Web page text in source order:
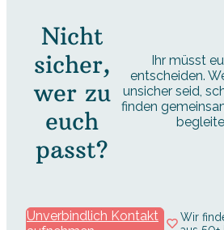
Nicht
sicher,
wer zu
euch
passt?
Ihr müsst
entscheiden.
unsicher seid,
finden
Unverbindlich Kontakt
Wir